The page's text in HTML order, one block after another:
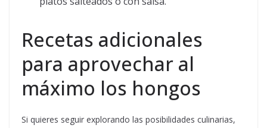
Recetas adicionales
para aprovechar al
máximo los hongos
Si quieres seguir explorando las posibilidades culinarias,